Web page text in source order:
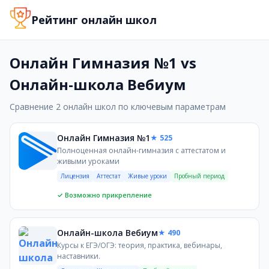
Онлайн Гимназия №1 и Онлайн-школа
Онлайн Гимназия №1
Полноценная онлайн-гимназия с аттестатом и живыми уроками
Онлайн-школа Вебиум
Курсы к ЕГЭ/ОГЭ: теория, практика, вебинары, наставники.
Онлайн Гимназия №1 и Вебиум позиционируются для средних
Преимущества webium
Геймификация и удобная платформа с наставниками
Возможность использования материнского капитала и
Преимущества online-gymnasium-1
Рейтинг онлайн школ
Онлайн Гимназия №1 vs
Онлайн-школа Вебиум
Сравнение 2 онлайн школ по ключевым параметрам
Онлайн Гимназия №1★ 525
Полноценная онлайн-гимназия с аттестатом и
живыми уроками
Лицензия Аттестат Живые уроки Пробный период
✓ Возможно прикрепление
Онлайн-школа Вебиум★ 490
Курсы к ЕГЭ/ОГЭ: теория, практика, вебинары,
наставники.